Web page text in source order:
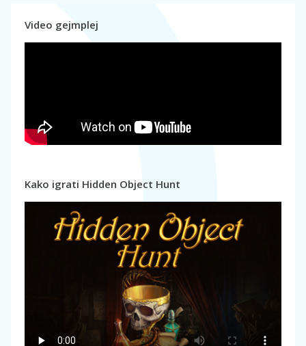
Video gejmplej
Kako igrati Hidden Object Hunt